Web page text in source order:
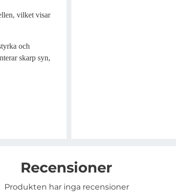
vilket visar
och
skarp syn,
Recensioner
Produkten har inga recensioner